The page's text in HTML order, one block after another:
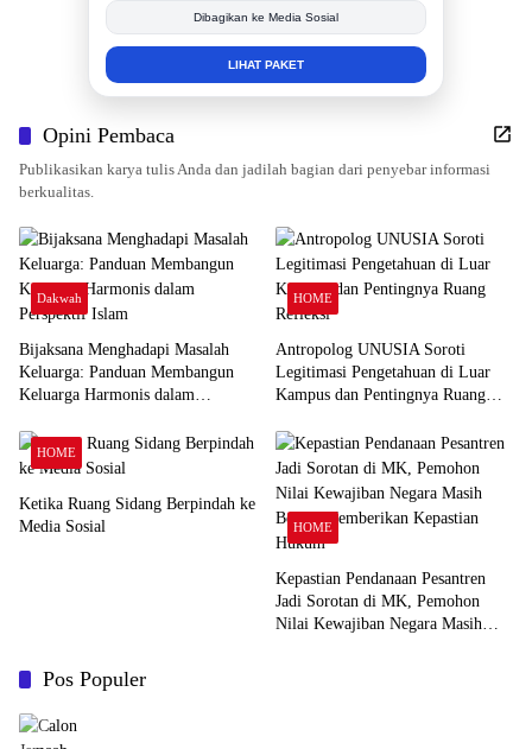
Tingkatkan Branding Anda
INFO SELENGKAPNYA
Opini Pembaca
Publikasikan karya tulis Anda dan jadilah bagian dari penyebar informasi
berkualitas.
Dakwah
Bijaksana Menghadapi Masalah
Keluarga: Panduan Membangun
Keluarga Harmonis dalam
HOME
Antropolog UNUSIA Soroti
Legitimasi Pengetahuan di Luar
Kampus dan Pentingnya Ruang
HOME
Ketika Ruang Sidang Berpindah ke
Media Sosial
HOME
Kepastian Pendanaan Pesantren
Jadi Sorotan di MK, Pemohon
Nilai Kewajiban Negara Masih
Pos Populer